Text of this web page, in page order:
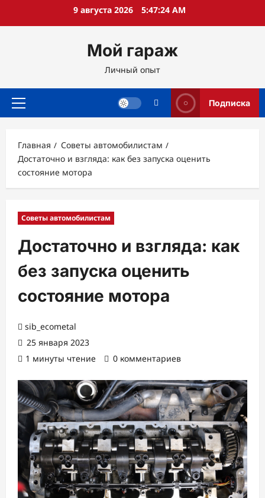
9 августа 2026 5:47:25 AM
Мой гараж
Личный опыт
Основное
Подписка
Главная
Советы автомобилистам
Достаточно и взгляда: как без запуска оценить
состояние мотора
Советы автомобилистам
Достаточно и взгляда: как
без запуска оценить
состояние мотора
sib_ecometal
25 января 2023
1 минуты чтение
0 комментариев